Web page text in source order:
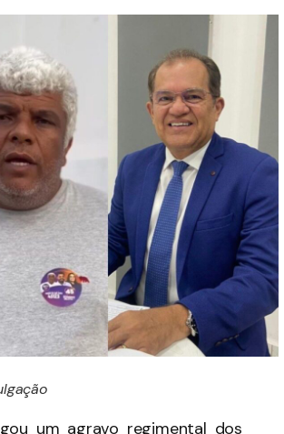
um agravo regimental dos